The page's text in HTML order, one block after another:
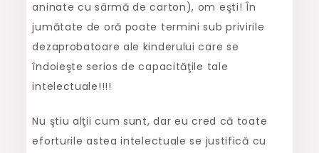
aninate cu sârmă de carton), om eşti! În
jumătate de oră poate termini sub privirile
dezaprobatoare ale kinderului care se
îndoieşte serios de capacităţile tale
intelectuale!!!!
Nu ştiu alţii cum sunt, dar eu cred că toate
eforturile astea intelectuale se justifică cu